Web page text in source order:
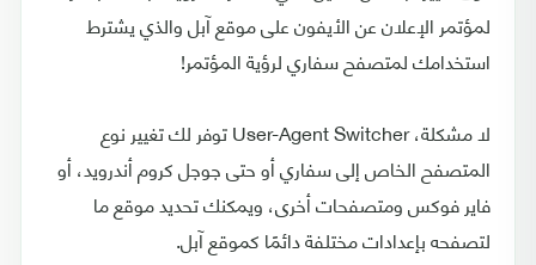
لمؤتمر الإعلان عن الأيفون على موقع آبل والذي يشترط
استخدامك لمتصفح سفاري لرؤية المؤتمر!
لا مشكلة، User-Agent Switcher توفر لك تغيير نوع
المتصفح الخاص إلى سفاري أو حتى جوجل كروم أندرويد، أو
فاير فوكس ومتصفحات أخرى، ويمكنك تحديد موقع ما
لتصفحه بإعدادات مختلفة دائمًا كموقع آبل.